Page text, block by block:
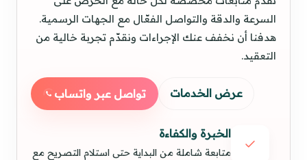
السرعة والدقة والتواصل الفعّال مع الجهات الرسمية.
هدفنا أن نخفف عنك الإجراءات ونقدّم تجربة خالية من
التعقيد.
تواصل عبر واتساب عرض الخدمات
الخبرة والكفاءة
متابعة شاملة من البداية حتى استلام التصريح مع